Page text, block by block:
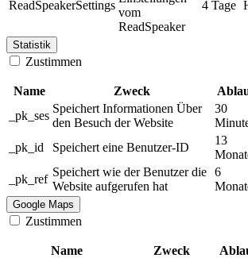
ReadSpeakerSettings
vom
ReadSpeaker
4 Tage
Statistik
Zustimmen
Name Zweck
_pk_ses
Speichert Informationen Über
den Besuch der Website
30
_pk_id Speichert eine Benutzer-ID
13
_pk_ref
Speichert wie der Benutzer die
Website aufgerufen hat
6
Google Maps
Zustimmen
Name Zweck